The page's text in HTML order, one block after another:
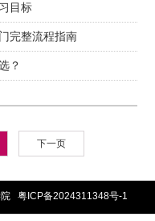
目标
完整流程指南
？
下一页
院 粤ICP备2024311348号-1